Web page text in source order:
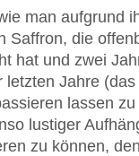
man aufgrund
Saffron, die
hat und zwei
Jahre (das
lassen
lustiger
zu können,